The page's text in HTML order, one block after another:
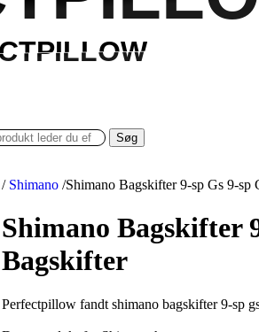
Søg
/ Shimano /Shimano Bagskifter 9-sp Gs 9-sp
Shimano Bagskifter
Bagskifter
Perfectpillow fandt shimano bagskifter 9-sp